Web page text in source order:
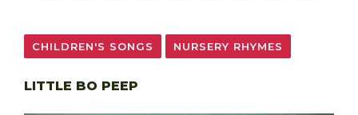
CHILDREN'S SONGS NURSERY RHYMES
LITTLE BO PEEP